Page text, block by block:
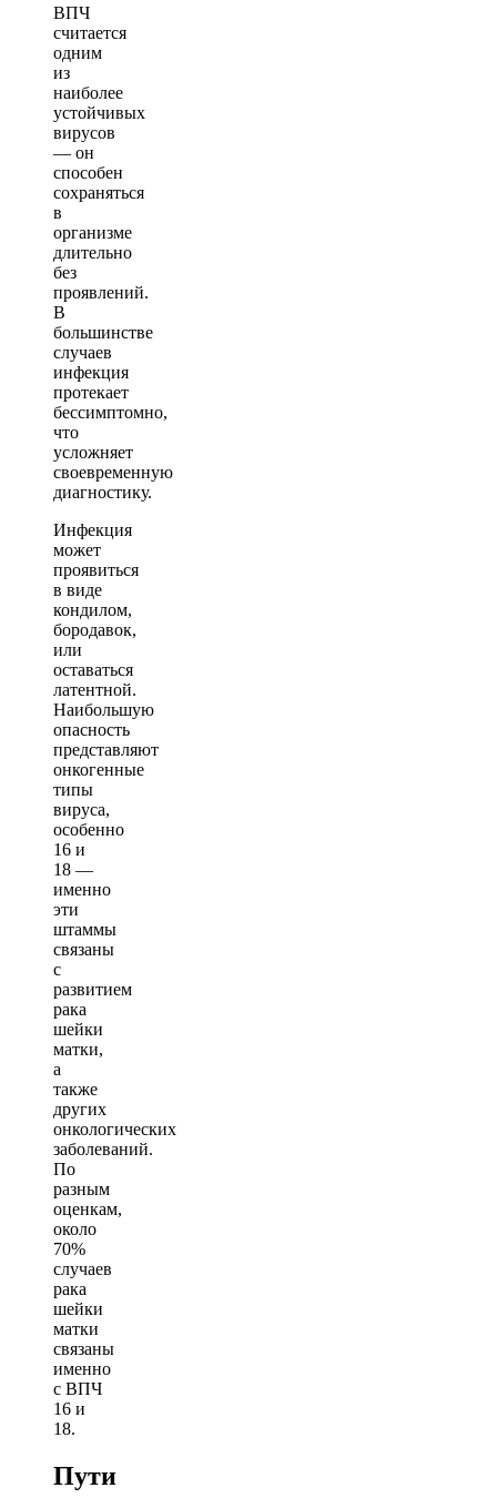
ВПЧ
считается
одним
из
наиболее
устойчивых
вирусов
— он
способен
сохраняться
в
организме
длительно
без
проявлений.
В
большинстве
случаев
инфекция
протекает
бессимптомно,
что
усложняет
своевременную
диагностику.
Инфекция
может
проявиться
в виде
кондилом,
бородавок,
или
оставаться
латентной.
Наибольшую
опасность
представляют
онкогенные
типы
вируса,
особенно
16 и
18 —
именно
эти
штаммы
связаны
с
развитием
рака
шейки
матки,
а
также
других
онкологических
заболеваний.
По
разным
оценкам,
около
70%
случаев
рака
шейки
матки
связаны
именно
с ВПЧ
16 и
18.
Пути